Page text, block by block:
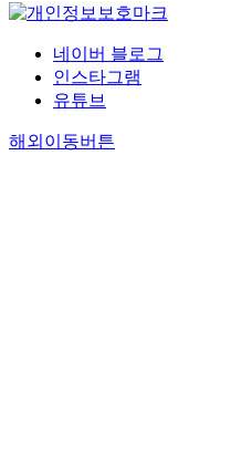
네이버 블로그
인스타그램
유튜브
해외이동버튼